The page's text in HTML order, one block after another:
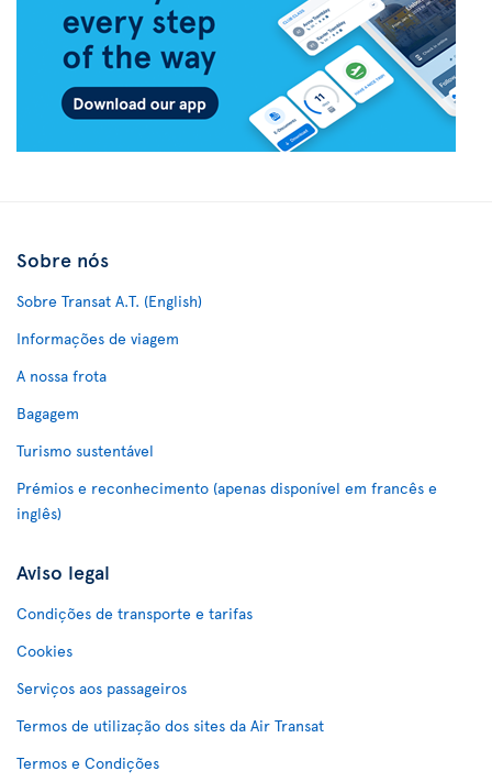
Sobre nós
Sobre Transat A.T. (English)
Informações de viagem
A nossa frota
Bagagem
Turismo sustentável
Prémios e reconhecimento (apenas disponível em francês e
inglês)
Aviso legal
Condições de transporte e tarifas
Cookies
Serviços aos passageiros
Termos de utilização dos sites da Air Transat
Termos e Condições